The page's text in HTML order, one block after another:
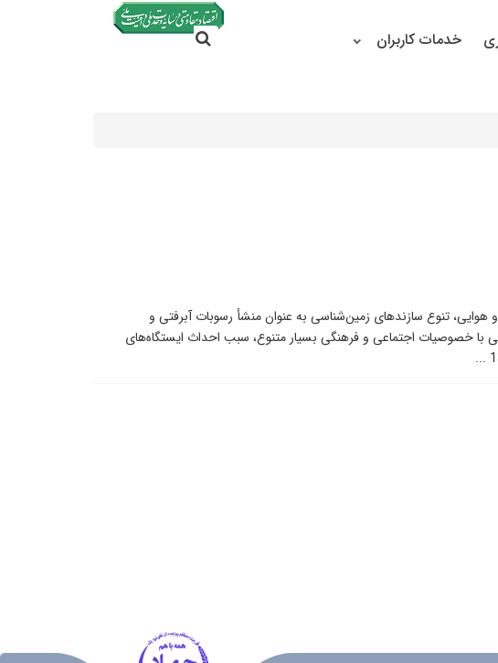
خدمات کاربران جستجو
جستجو در سایت
تنوع‌ سازندهای‌ زمین‌شناسی به‌ عنوان‌ منشأ رسوبات آبرفتی و
با خصوصیات اجتماعی‌ و فرهنگی‌ بسیار متنوع، سبب احداث ایستگاه‌های